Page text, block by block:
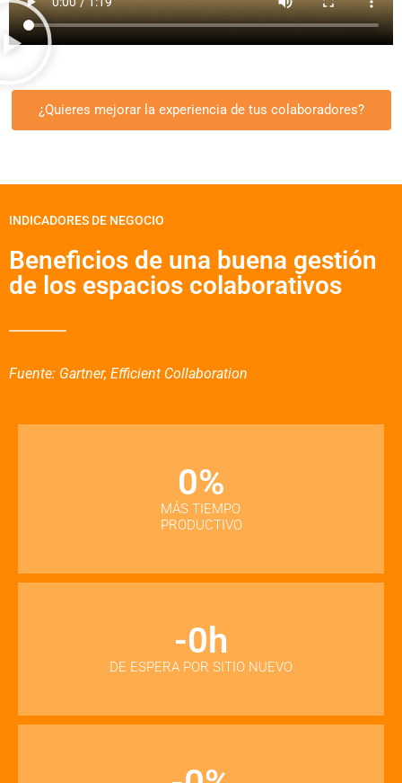
¿Quieres mejorar la experiencia de tus colaboradores?
INDICADORES DE NEGOCIO
Beneficios de una buena gestión
de los espacios colaborativos
Fuente: Gartner, Efficient Collaboration
MÁS TIEMPO
PRODUCTIVO
0%
DE ESPERA POR SITIO NUEVO
-0h